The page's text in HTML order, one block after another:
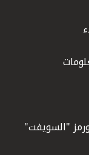
"السويفت"